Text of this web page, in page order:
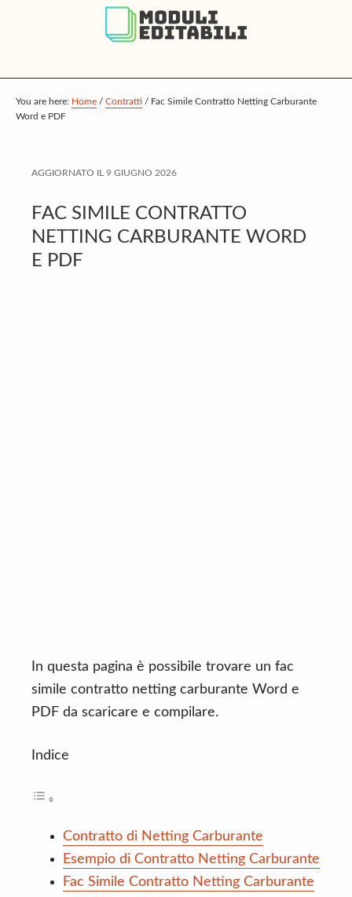
p
t
a
n
c
o
p
t
r
m
a
r
p
t
o
t
e
r
You are here: Home / Contratti / Fac Simile Contratto Netting Carburante
Word e PDF
AGGIORNATO IL 9 GIUGNO 2026
FAC SIMILE CONTRATTO
NETTING CARBURANTE WORD
E PDF
In questa pagina è possibile trovare un fac
simile contratto netting carburante Word e
PDF da scaricare e compilare.
Indice
Contratto di Netting Carburante
Esempio di Contratto Netting Carburante
Fac Simile Contratto Netting Carburante